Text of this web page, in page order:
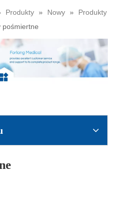
Produkty » Nowy »
Produkty
pośmiertne